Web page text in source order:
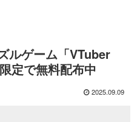
ルゲーム「VTuber
定で無料配布中
2025.09.09